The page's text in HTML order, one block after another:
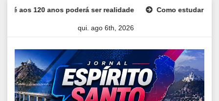
Skip
anos poderá ser realidade Como estudar para o Enem:
qui. ago 6th, 2026